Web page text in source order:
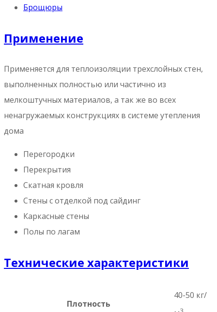
Брощюры
Применение
Применяется для теплоизоляции трехслойных стен,
выполненных полностью или частично из
мелкоштучных материалов, а так же во всех
ненагружаемых конструкциях в системе утепления
дома
Перегородки
Перекрытия
Скатная кровля
Стены с отделкой под сайдинг
Каркасные стены
Полы по лагам
Технические характеристики
Плотность
40-50 кг/